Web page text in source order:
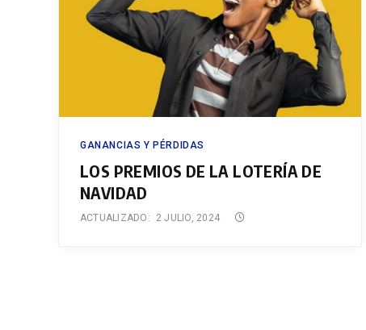
GANANCIAS Y PÉRDIDAS
LOS PREMIOS DE LA LOTERÍA DE
NAVIDAD
ACTUALIZADO: 2 JULIO, 2024